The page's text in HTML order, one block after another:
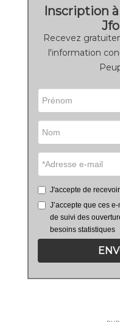
Inscription
Recevez
l'information
J'accepte de
J’accepte que ces
de suivi des
besoins statistiques